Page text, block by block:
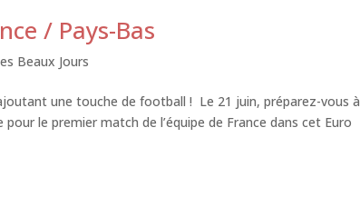
/ Pays-Bas
Beaux Jours
une touche de football ! Le 21 juin, préparez-vous à
le premier match de l’équipe de France dans cet Euro